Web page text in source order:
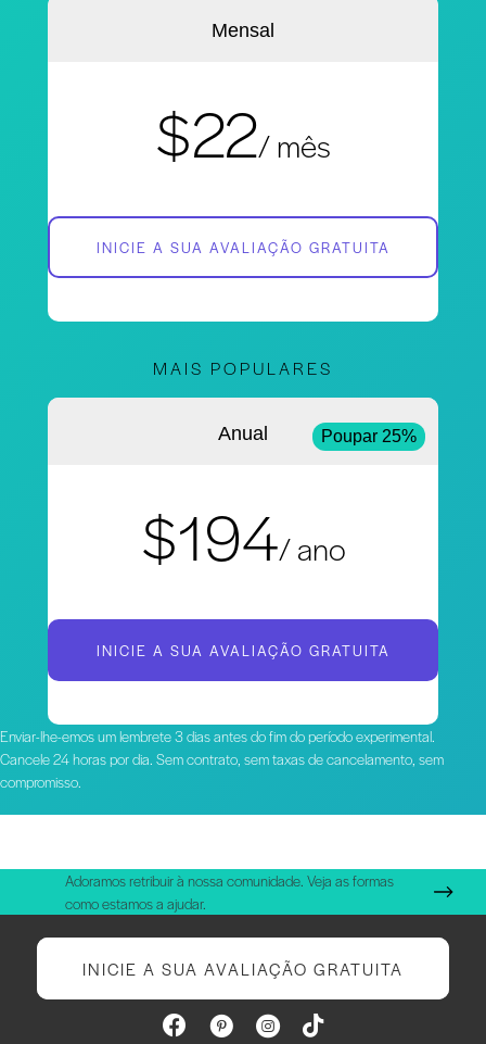
Mensal
$22/ mês
INICIE A SUA AVALIAÇÃO GRATUITA
MAIS POPULARES
Anual Poupar 25%
$194/ ano
INICIE A SUA AVALIAÇÃO GRATUITA
Enviar-lhe-emos um lembrete 3 dias antes do fim do período experimental.
Cancele 24 horas por dia. Sem contrato, sem taxas de cancelamento, sem
compromisso.
Adoramos retribuir à nossa comunidade. Veja as formas
como estamos a ajudar.
INICIE A SUA AVALIAÇÃO GRATUITA